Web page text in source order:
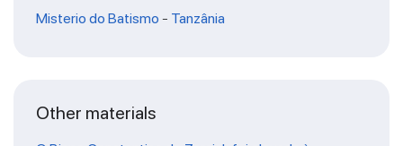
Misterio do Batismo - Tanzânia
Other materials